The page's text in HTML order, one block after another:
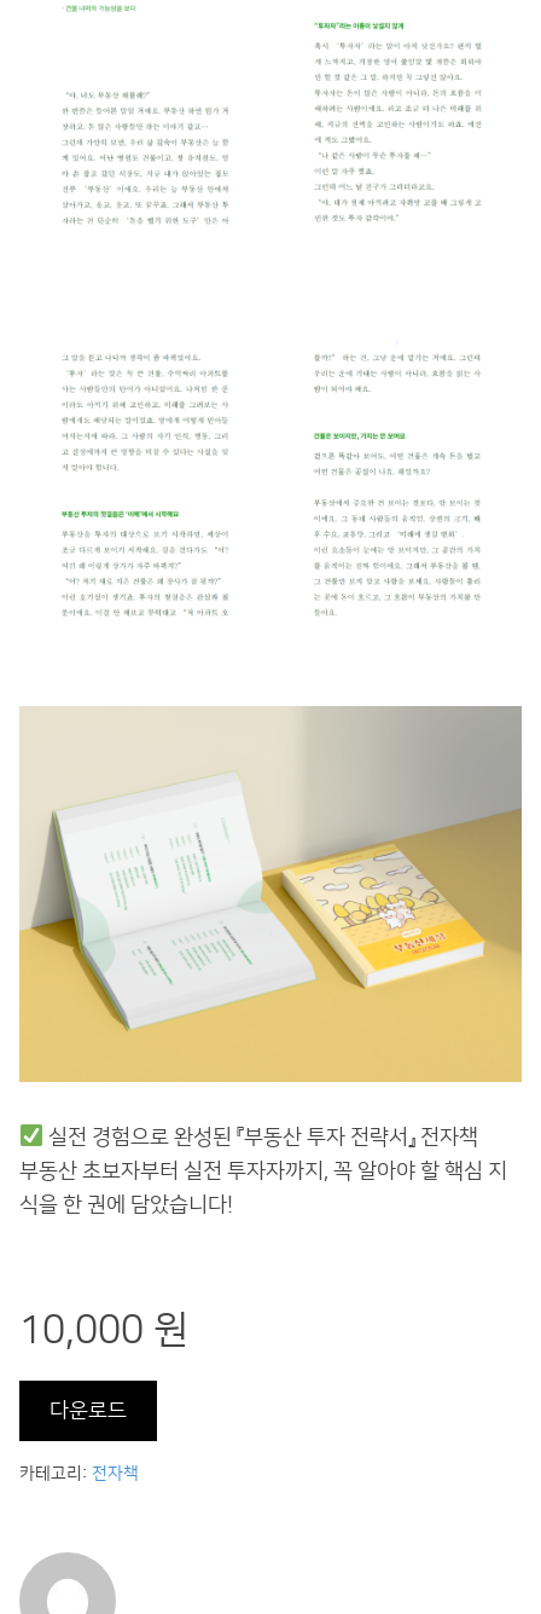
실전 경험으로 완성된 『부동산 투자 전략서』 전자책
부동산 초보자부터 실전 투자자까지, 꼭 알아야 할 핵심 지
식을 한 권에 담았습니다!
10,000 원
다운로드
카테고리: 전자책